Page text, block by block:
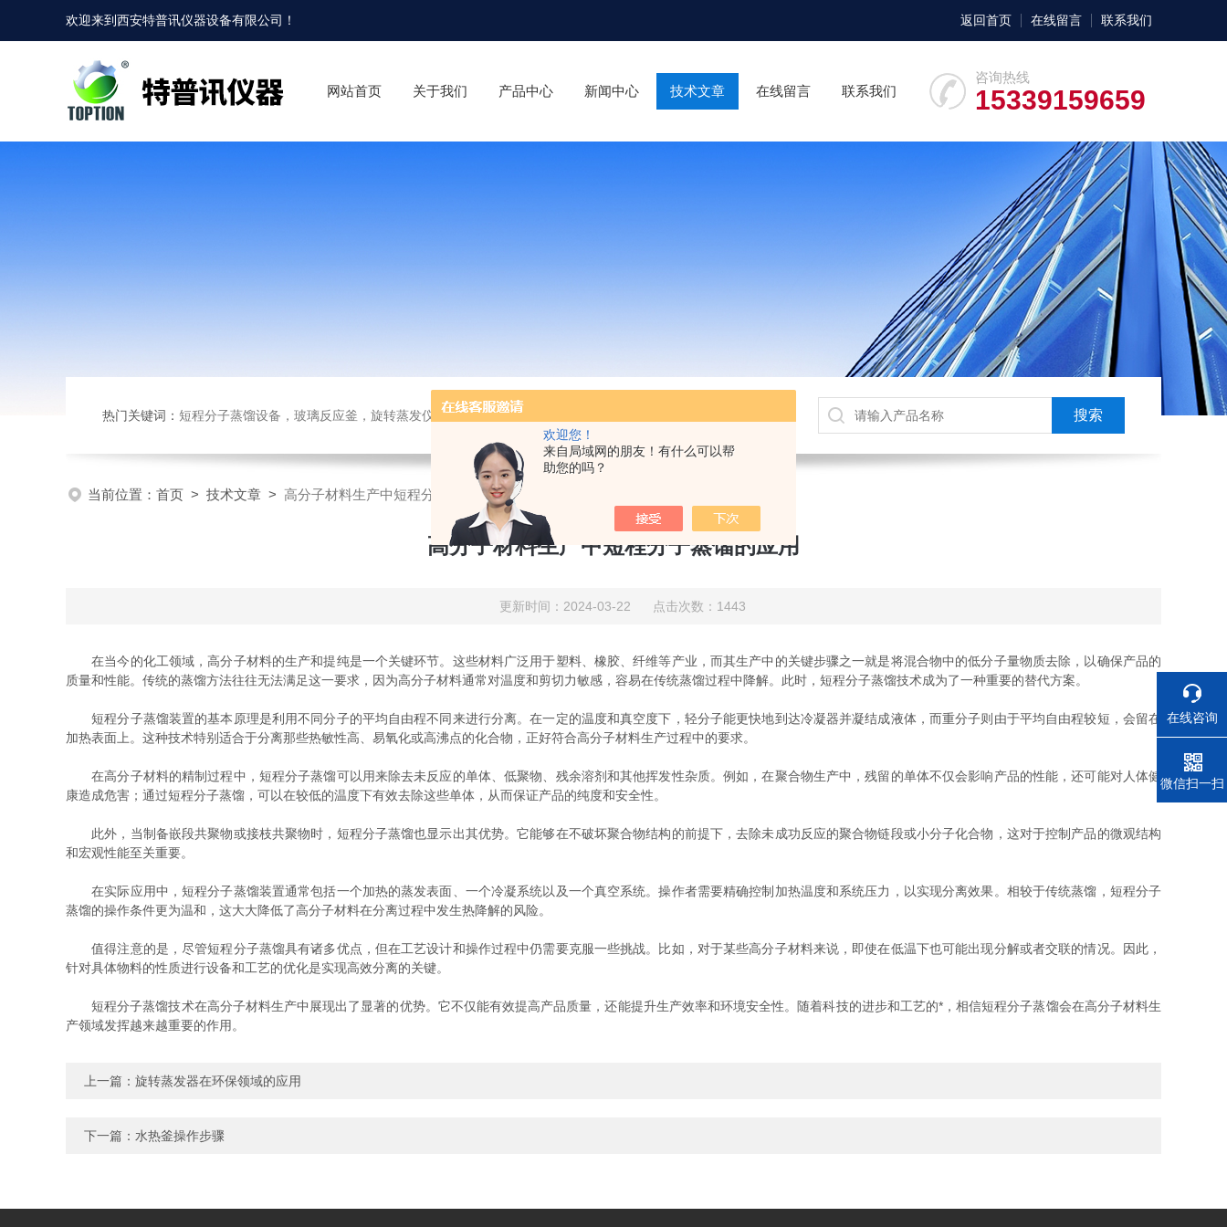
欢迎您！
来自局域网的朋友！有什么可以帮
助您的吗？
欢迎来到西安特普讯仪器设备有限公司 ！ 返回首页 在线留言 联系我们
咨询热线
15339159659
网站首页 关于我们 产品中心 新闻中心 技术文章 在线留言 联系我们
热门关键词： 短程分子蒸馏设备，玻璃反应釜，旋转蒸发仪，超声波破碎，恒温设备，喷雾干燥仪
当前位置： 首页 > 技术文章 > 高分子材料生产中短程分子蒸馏的应用
高分子材料生产中短程分子蒸馏的应用
更新时间：2024-03-22 点击次数：1443
在当今的化工领域，高分子材料的生产和提纯是一个关键环节。这些材料广泛用于塑料、橡胶、纤维等产业，而其生产中的关键步骤之一就是将混合物中的低分子量物质去除，以确保产品的
质量和性能。传统的蒸馏方法往往无法满足这一要求，因为高分子材料通常对温度和剪切力敏感，容易在传统蒸馏过程中降解。此时，短程分子蒸馏技术成为了一种重要的替代方案。
短程分子蒸馏装置的基本原理是利用不同分子的平均自由程不同来进行分离。在一定的温度和真空度下，轻分子能更快地到达冷凝器并凝结成液体，而重分子则由于平均自由程较短，会留在
加热表面上。这种技术特别适合于分离那些热敏性高、易氧化或高沸点的化合物，正好符合高分子材料生产过程中的要求。
在高分子材料的精制过程中，短程分子蒸馏可以用来除去未反应的单体、低聚物、残余溶剂和其他挥发性杂质。例如，在聚合物生产中，残留的单体不仅会影响产品的性能，还可能对人体健
康造成危害；通过短程分子蒸馏，可以在较低的温度下有效去除这些单体，从而保证产品的纯度和安全性。
此外，当制备嵌段共聚物或接枝共聚物时，短程分子蒸馏也显示出其优势。它能够在不破坏聚合物结构的前提下，去除未成功反应的聚合物链段或小分子化合物，这对于控制产品的微观结构
和宏观性能至关重要。
在实际应用中，短程分子蒸馏装置通常包括一个加热的蒸发表面、一个冷凝系统以及一个真空系统。操作者需要精确控制加热温度和系统压力，以实现分离效果。相较于传统蒸馏，短程分子
蒸馏的操作条件更为温和，这大大降低了高分子材料在分离过程中发生热降解的风险。
值得注意的是，尽管短程分子蒸馏具有诸多优点，但在工艺设计和操作过程中仍需要克服一些挑战。比如，对于某些高分子材料来说，即使在低温下也可能出现分解或者交联的情况。因此，
针对具体物料的性质进行设备和工艺的优化是实现高效分离的关键。
短程分子蒸馏技术在高分子材料生产中展现出了显著的优势。它不仅能有效提高产品质量，还能提升生产效率和环境安全性。随着科技的进步和工艺的*，相信短程分子蒸馏会在高分子材料生
产领域发挥越来越重要的作用。
上一篇： 旋转蒸发器在环保领域的应用
下一篇： 水热釜操作步骤
在线咨询
电话
微信扫一扫